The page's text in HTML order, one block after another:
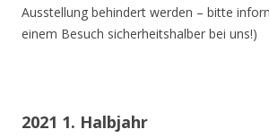
Ausstellung behindert werden – bitte
einem Besuch sicherheitshalber bei uns!)
2021 1. Halbjahr